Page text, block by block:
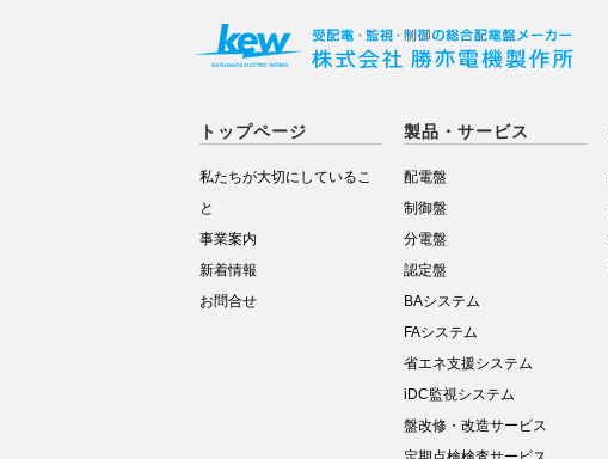
トップページ
私たちが大切にしているこ
と
事業案内
新着情報
お問合せ
製品・サービス
配電盤
制御盤
分電盤
認定盤
BAシステム
FAシステム
省エネ支援システム
iDC監視システム
盤改修・改造サービス
定期点検検査サービス